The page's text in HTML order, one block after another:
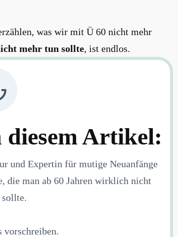
was wir mit Ü 60 nicht mehr
mehr tun sollte, ist endlos.
diesem Artikel:
und Expertin für mutige Neuanfänge
die man ab 60 Jahren wirklich nicht
vorschreiben.